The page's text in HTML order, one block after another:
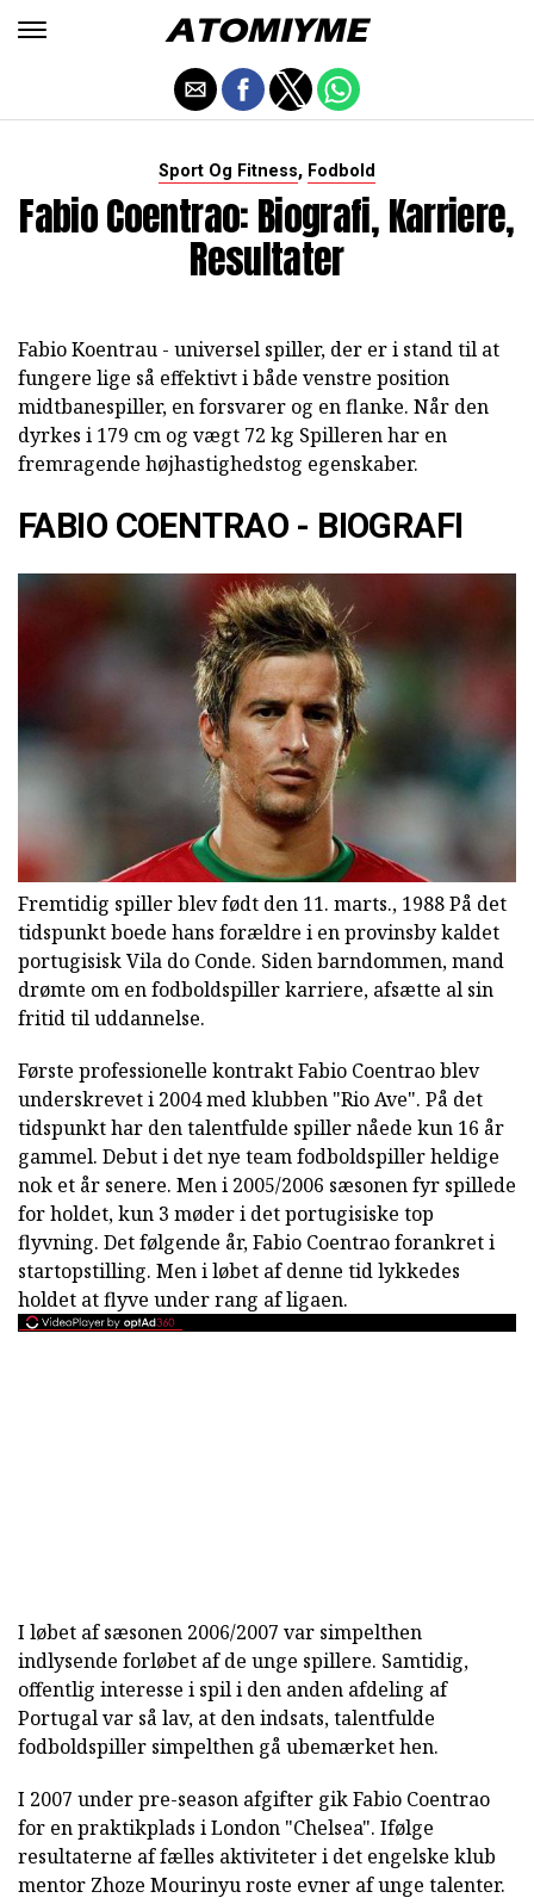
Sport Og Fitness, Fodbold
Fabio Coentrao: Biografi, Karriere,
Resultater
Fabio Koentrau - universel spiller, der er i stand til at
fungere lige så effektivt i både venstre position
midtbanespiller, en forsvarer og en flanke. Når den
dyrkes i 179 cm og vægt 72 kg Spilleren har en
fremragende højhastighedstog egenskaber.
FABIO COENTRAO - BIOGRAFI
Fremtidig spiller blev født den 11. marts., 1988 På det
tidspunkt boede hans forældre i en provinsby kaldet
portugisisk Vila do Conde. Siden barndommen, mand
drømte om en fodboldspiller karriere, afsætte al sin
fritid til uddannelse.
Første professionelle kontrakt Fabio Coentrao blev
underskrevet i 2004 med klubben "Rio Ave". På det
tidspunkt har den talentfulde spiller nåede kun 16 år
gammel. Debut i det nye team fodboldspiller heldige
nok et år senere. Men i 2005/2006 sæsonen fyr spillede
for holdet, kun 3 møder i det portugisiske top
flyvning. Det følgende år, Fabio Coentrao forankret i
startopstilling. Men i løbet af denne tid lykkedes
holdet at flyve under rang af ligaen.
I løbet af sæsonen 2006/2007 var simpelthen
indlysende forløbet af de unge spillere. Samtidig,
offentlig interesse i spil i den anden afdeling af
Portugal var så lav, at den indsats, talentfulde
fodboldspiller simpelthen gå ubemærket hen.
I 2007 under pre-season afgifter gik Fabio Coentrao
for en praktikplads i London "Chelsea". Ifølge
resultaterne af fælles aktiviteter i det engelske klub
mentor Zhoze Mourinyu roste evner af unge talenter.